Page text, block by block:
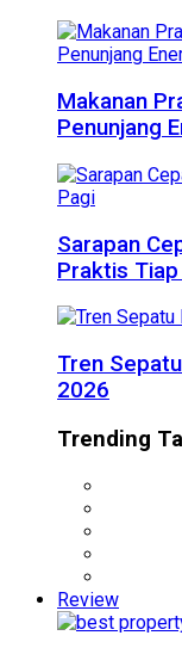
Makanan
Penunjang
Sarapan
Praktis
Tren
2026
Trending
Review